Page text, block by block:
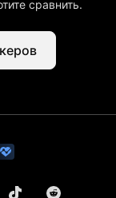
сравнить.